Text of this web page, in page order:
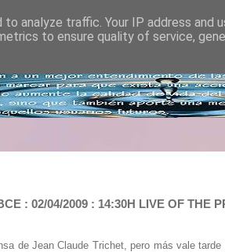
: 02/04/2009 : 14:30H LIVE OF THE
de Jean Claude Trichet, pero más vale
analyze traffic. Your IP address and
to ensure quality of service,